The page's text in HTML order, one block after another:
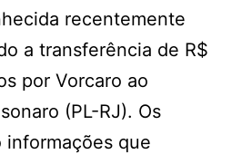
recentemente
a transferência de R$
por Vorcaro ao
(PL-RJ). Os
informações que